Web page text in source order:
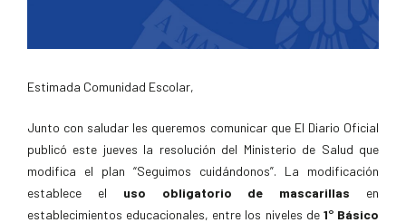
Estimada Comunidad Escolar,
Junto con saludar les queremos comunicar que El Diario Oficial
publicó este jueves la resolución del Ministerio de Salud que
modifica el plan “Seguimos cuidándonos”. La modificación
establece el uso obligatorio de mascarillas en
establecimientos educacionales, entre los niveles de 1° Básico